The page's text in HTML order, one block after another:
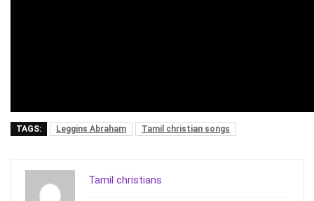
TAGS: Leggins Abraham Tamil christian songs
Tamil christians